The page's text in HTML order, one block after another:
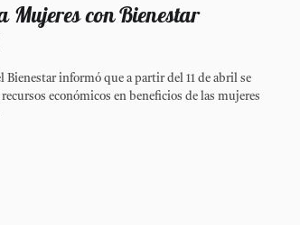
Mujeres con Bienestar
Bienestar informó que a partir del 11 de abril se
económicos en beneficios de las mujeres